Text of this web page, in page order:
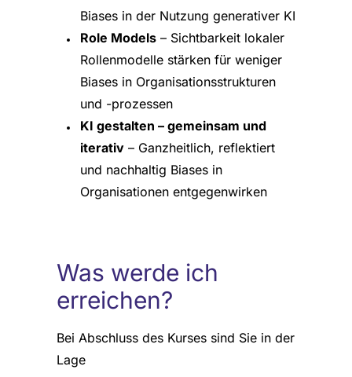
Biases in der Nutzung generativer KI
Role Models – Sichtbarkeit lokaler
Rollenmodelle stärken für weniger
Biases in Organisationsstrukturen
und -prozessen
KI gestalten – gemeinsam und
iterativ – Ganzheitlich, reflektiert
und nachhaltig Biases in
Organisationen entgegenwirken
Was werde ich
erreichen?
Bei Abschluss des Kurses sind Sie in der
Lage